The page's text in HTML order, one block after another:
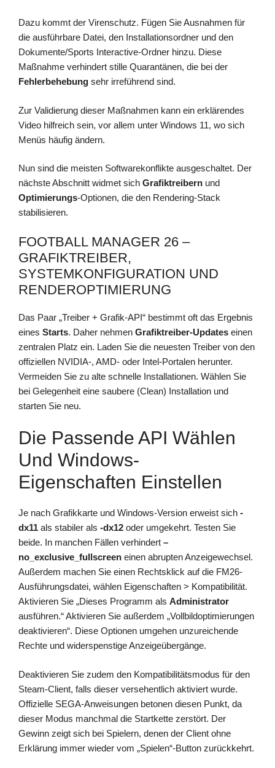
Dazu kommt der Virenschutz. Fügen Sie Ausnahmen für
die ausführbare Datei, den Installationsordner und den
Dokumente/Sports Interactive-Ordner hinzu. Diese
Maßnahme verhindert stille Quarantänen, die bei der
Fehlerbehebung sehr irreführend sind.
Zur Validierung dieser Maßnahmen kann ein erklärendes
Video hilfreich sein, vor allem unter Windows 11, wo sich
Menüs häufig ändern.
Nun sind die meisten Softwarekonflikte ausgeschaltet. Der
nächste Abschnitt widmet sich Grafiktreibern und
Optimierungs-Optionen, die den Rendering-Stack
stabilisieren.
FOOTBALL MANAGER 26 –
GRAFIKTREIBER,
SYSTEMKONFIGURATION UND
RENDEROPTIMIERUNG
Das Paar „Treiber + Grafik-API“ bestimmt oft das Ergebnis
eines Starts. Daher nehmen Grafiktreiber-Updates einen
zentralen Platz ein. Laden Sie die neuesten Treiber von den
offiziellen NVIDIA-, AMD- oder Intel-Portalen herunter.
Vermeiden Sie zu alte schnelle Installationen. Wählen Sie
bei Gelegenheit eine saubere (Clean) Installation und
starten Sie neu.
Die Passende API Wählen
Und Windows-
Eigenschaften Einstellen
Je nach Grafikkarte und Windows-Version erweist sich -
dx11 als stabiler als -dx12 oder umgekehrt. Testen Sie
beide. In manchen Fällen verhindert –
no_exclusive_fullscreen einen abrupten Anzeigewechsel.
Außerdem machen Sie einen Rechtsklick auf die FM26-
Ausführungsdatei, wählen Eigenschaften > Kompatibilität.
Aktivieren Sie „Dieses Programm als Administrator
ausführen.“ Aktivieren Sie außerdem „Vollbildoptimierungen
deaktivieren“. Diese Optionen umgehen unzureichende
Rechte und widerspenstige Anzeigeübergänge.
Deaktivieren Sie zudem den Kompatibilitätsmodus für den
Steam-Client, falls dieser versehentlich aktiviert wurde.
Offizielle SEGA-Anweisungen betonen diesen Punkt, da
dieser Modus manchmal die Startkette zerstört. Der
Gewinn zeigt sich bei Spielern, denen der Client ohne
Erklärung immer wieder vom „Spielen“-Button zurückkehrt.